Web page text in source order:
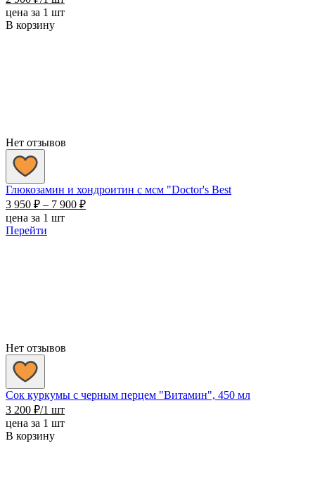
цена за 1 шт
В корзину
Нет отзывов
Глюкозамин и хондроитин с мсм "Doctor's Best
3 950 ₽ – 7 900 ₽Диапазон
цена за 1 шт
Перейти
Нет отзывов
Сок куркумы с черным перцем "Витамин", 450 мл
3 200 ₽/1 шт
цена за 1 шт
В корзину